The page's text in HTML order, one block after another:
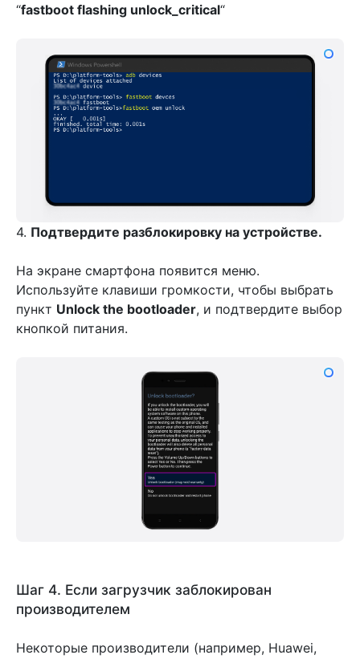
“fastboot flashing unlock_critical“
4. Подтвердите разблокировку на устройстве.
На экране смартфона появится меню.
Используйте клавиши громкости, чтобы выбрать
пункт Unlock the bootloader, и подтвердите выбор
кнопкой питания.
Шаг 4. Если загрузчик заблокирован
производителем
Некоторые производители (например, Huawei,